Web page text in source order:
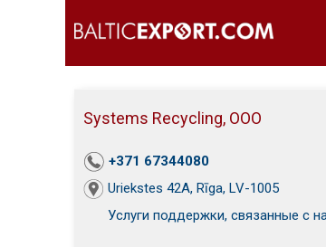
Systems Recycling, ООО
+371 67344080
Uriekstes 42A, Rīga, LV-1005
Услуги поддержки, связанные с